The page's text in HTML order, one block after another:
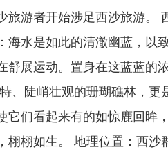
旅游者开始涉足西沙旅游。
海水是如此的清澈幽蓝，以
舒展运动。置身在这蓝蓝的
、陡峭壮观的珊瑚礁林，更
它们看起来有的如惊鹿回眸
栩栩如生。 地理位置：西沙